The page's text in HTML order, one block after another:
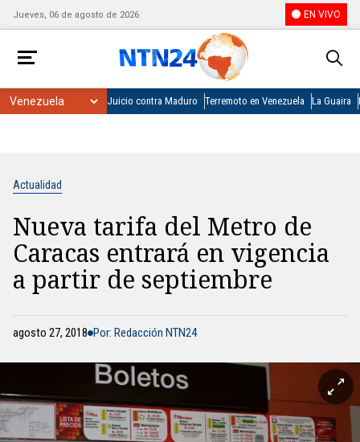
Jueves, 06 de agosto de 2026 EN VIVO
Juicio contra Maduro Terremoto en Venezuela La Guaira
Actualidad
Nueva tarifa del Metro de
Caracas entrará en vigencia
a partir de septiembre
agosto 27, 2018 Por: Redacción NTN24